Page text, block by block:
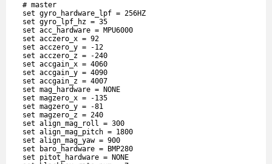
  # master
  set gyro_hardware_lpf = 256HZ
  set gyro_lpf_hz = 35
  set acc_hardware = MPU6000
  set acczero_x = 92
  set acczero_y = -12
  set acczero_z = -240
  set accgain_x = 4060
  set accgain_y = 4090
  set accgain_z = 4007
  set mag_hardware = NONE
  set magzero_x = -135
  set magzero_y = -81
  set magzero_z = 240
  set align_mag_roll = 300
  set align_mag_pitch = 1800
  set align_mag_yaw = 900
  set baro_hardware = BMP280
  set pitot_hardware = NONE